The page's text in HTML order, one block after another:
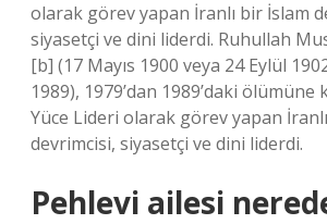
olarak görev yapan İranlı bir İslam
siyasetçi ve dini liderdi. Ruhullah
[b] (17 Mayıs 1900 veya 24 Eylül
1989), 1979’dan 1989’daki ölümüne
Yüce Lideri olarak görev yapan
devrimcisi, siyasetçi ve dini liderdi.
Pehlevi ailesi